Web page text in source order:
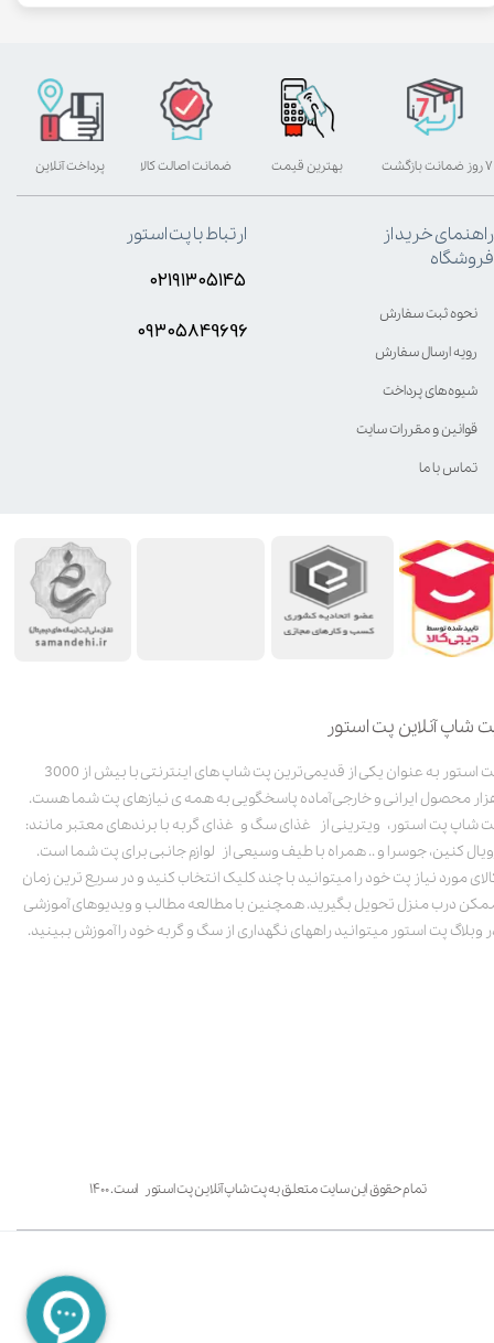
شاپ آنلاین پت استور
پت استور به عنوان یکی از قدیمی‌ترین پت شاپ های اینترنتی با بیش از 3000
محصول ایرانی و خارجی آماده پاسخگویی به همه ی نیازهای پت شما هست.
شاپ پت استور، ویترینی از غذای سگ و غذای گربه با برندهای معتبر مانند:
کنین، جوسرا و .. همراه با طیف وسیعی از لوازم جانبی برای پت شما است.
مورد نیاز پت خود را میتوانید با چند کلیک انتخاب کنید و در سریع ترین زمان
درب منزل تحویل بگیرید. همچنین با مطالعه مطالب و ویدیوهای آموزشی
وبلاگ پت استور میتوانید راههای نگهداری از سگ و گربه خود را آموزش ببینید.
تمام حقوق این سایت متعلق به پت شاپ آنلاین پت استور است. ۱۴۰۰
بهترین قیمت پرداخت آنلاین ۷ روز ضمانت بازگشت ضمانت اصالت کالا
راهنمای خرید از
فروشگاه
نحوه ثبت سفارش
رویه ارسال سفارش
شیوه‌های پرداخت
قوانین و مقررات سایت
تماس با ما
ارتباط با پت استور
۰۲۱۹۱۳۰۵۱۴۵
۰۹۳۰۵8۴9696